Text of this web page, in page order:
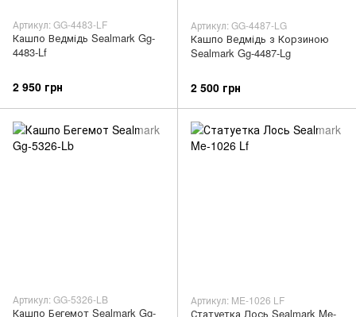
Артикул: GG-4483-LF
Кашпо Ведмідь Sealmark Gg-
4483-Lf
2 950 грн
Артикул: GG-4487-LG
Кашпо Ведмідь з Корзиною
Sealmark Gg-4487-Lg
2 500 грн
Артикул: GG-5326-LB
Кашпо Бегемот Sealmark Gg-
Артикул: ME-1026 LF
Статуетка Лось Sealmark Me-